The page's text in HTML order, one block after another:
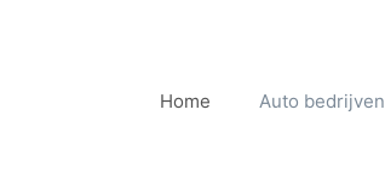
Home Auto bedrijven